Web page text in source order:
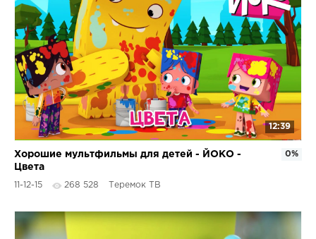
12:39
Хорошие мультфильмы для детей - ЙОКО -
Цвета
11-12-15 268 528 Теремок ТВ
0%